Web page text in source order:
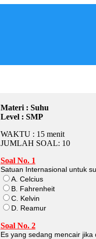
Materi : Suhu
Level : SMP
WAKTU : 15 menit
JUMLAH SOAL: 10
Soal No. 1
Satuan Internasional untuk
A. Celcius
B. Fahrenheit
C. Kelvin
D. Reamur
Soal No. 2
Es yang sedang mencair